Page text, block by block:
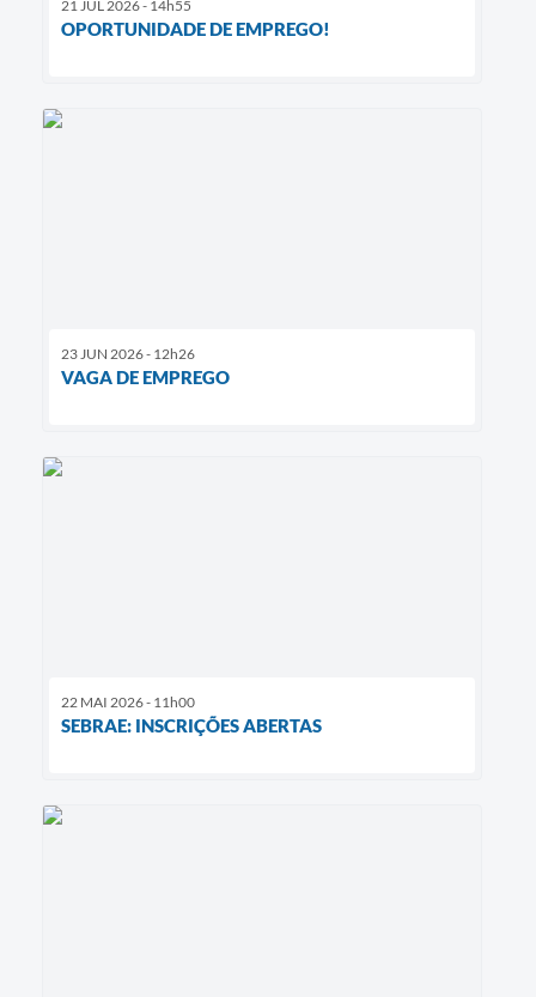
21 JUL 2026 - 14h55
OPORTUNIDADE DE EMPREGO!
23 JUN 2026 - 12h26
VAGA DE EMPREGO
22 MAI 2026 - 11h00
SEBRAE: INSCRIÇÕES ABERTAS